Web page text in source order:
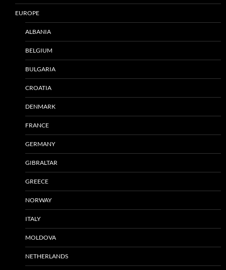
EUROPE
ALBANIA
BELGIUM
BULGARIA
CROATIA
DENMARK
FRANCE
GERMANY
GIBRALTAR
GREECE
NORWAY
ITALY
MOLDOVA
NETHERLANDS